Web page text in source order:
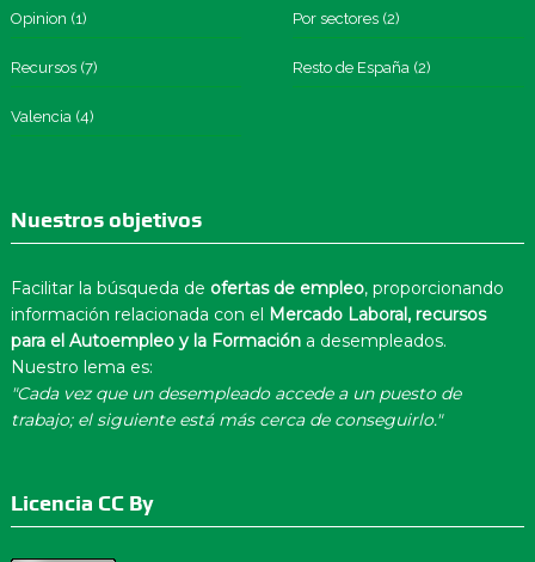
Opinion (1) Por sectores (2)
Recursos(7) Resto de España (2)
Valencia(4)
Nuestros objetivos
Facilitar la búsqueda de ofertas de empleo, proporcionando
información relacionada con el
Mercado Laboral, recursos
para el Autoempleo y la Formacióna desempleados.
Nuestro lema es:
"Cada vez que un desempleado accede a un puesto de
trabajo; el siguiente está más cerca de conseguirlo."
Licencia CC By